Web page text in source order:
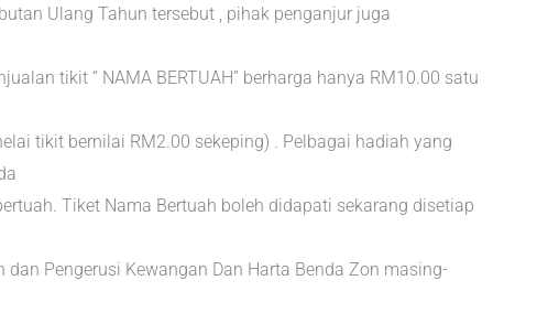
Ulang Tahun tersebut , pihak penganjur juga
tikit “ NAMA BERTUAH” berharga hanya RM10.00 satu
tikit bernilai RM2.00 sekeping) . Pelbagai hadiah yang
Tiket Nama Bertuah boleh didapati sekarang disetiap
dan Pengerusi Kewangan Dan Harta Benda Zon masing-